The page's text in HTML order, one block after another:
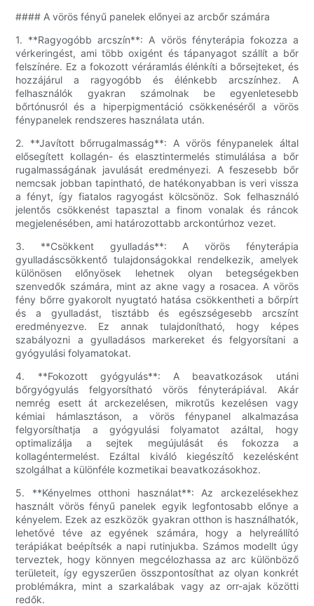
#### A vörös fényű panelek előnyei az arcbőr számára
1. **Ragyogóbb arcszín**: A vörös fényterápia fokozza a
vérkeringést, ami több oxigént és tápanyagot szállít a bőr
felszínére. Ez a fokozott véráramlás élénkíti a bőrsejteket, és
hozzájárul a ragyogóbb és élénkebb arcszínhez. A
felhasználók gyakran számolnak be egyenletesebb
bőrtónusról és a hiperpigmentáció csökkenéséről a vörös
fénypanelek rendszeres használata után.
2. **Javított bőrrugalmasság**: A vörös fénypanelek által
elősegített kollagén- és elasztintermelés stimulálása a bőr
rugalmasságának javulását eredményezi. A feszesebb bőr
nemcsak jobban tapintható, de hatékonyabban is veri vissza
a fényt, így fiatalos ragyogást kölcsönöz. Sok felhasználó
jelentős csökkenést tapasztal a finom vonalak és ráncok
megjelenésében, ami határozottabb arckontúrhoz vezet.
3. **Csökkent gyulladás**: A vörös fényterápia
gyulladáscsökkentő tulajdonságokkal rendelkezik, amelyek
különösen előnyösek lehetnek olyan betegségekben
szenvedők számára, mint az akne vagy a rosacea. A vörös
fény bőrre gyakorolt ​​nyugtató hatása csökkentheti a bőrpírt
és a gyulladást, tisztább és egészségesebb arcszínt
eredményezve. Ez annak tulajdonítható, hogy képes
szabályozni a gyulladásos markereket és felgyorsítani a
gyógyulási folyamatokat.
4. **Fokozott gyógyulás**: A beavatkozások utáni
bőrgyógyulás felgyorsítható vörös fényterápiával. Akár
nemrég esett át arckezelésen, mikrotűs kezelésen vagy
kémiai hámlasztáson, a vörös fénypanel alkalmazása
felgyorsíthatja a gyógyulási folyamatot azáltal, hogy
optimalizálja a sejtek megújulását és fokozza a
kollagéntermelést. Ezáltal kiváló kiegészítő kezelésként
szolgálhat a különféle kozmetikai beavatkozásokhoz.
5. **Kényelmes otthoni használat**: Az arckezelésekhez
használt vörös fényű panelek egyik legfontosabb előnye a
kényelem. Ezek az eszközök gyakran otthon is használhatók,
lehetővé téve az egyének számára, hogy a helyreállító
terápiákat beépítsék a napi rutinjukba. Számos modellt úgy
terveztek, hogy könnyen megcélozhassa az arc különböző
területeit, így egyszerűen összpontosíthat az olyan konkrét
problémákra, mint a szarkalábak vagy az orr-ajak közötti
redők.